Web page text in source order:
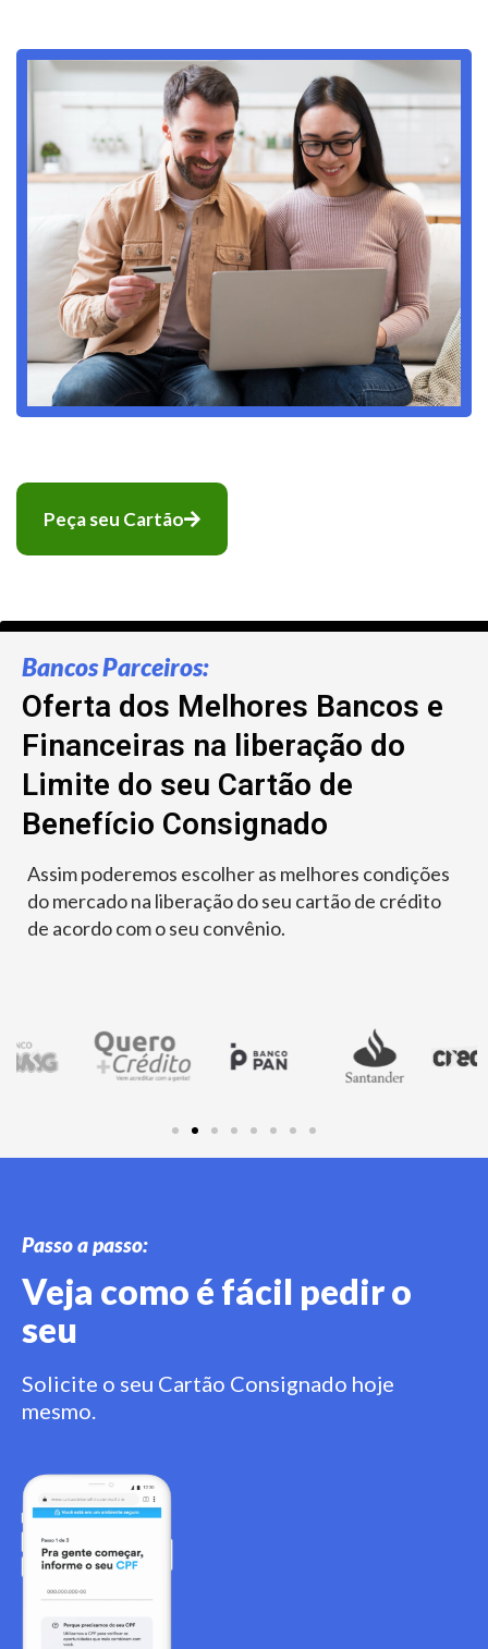
Peça seu Cartão
Bancos Parceiros:
Oferta dos Melhores Bancos e
Financeiras na liberação do
Limite do seu Cartão de
Benefício Consignado
Assim poderemos escolher as melhores condições
do mercado na liberação do seu cartão de crédito
de acordo com o seu convênio.
Passo a passo:
Veja como é fácil pedir o
seu
Solicite o seu Cartão Consignado hoje
mesmo.